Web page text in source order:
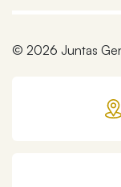
© 2026 Juntas